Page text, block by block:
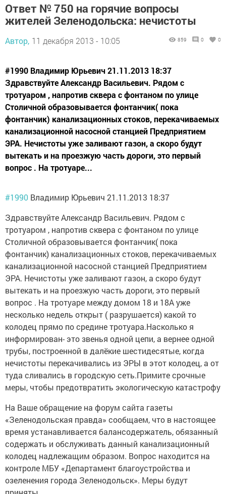
Ответ № 750 на горячие вопросы
жителей Зеленодольска: нечистоты
Автор, 11 декабря 2013 - 10:05 859 0 0
#1990 Владимир Юрьевич 21.11.2013 18:37
Здравствуйте Александр Васильевич. Рядом с
тротуаром , напротив сквера с фонтаном по улице
Столичной образовывается фонтанчик( пока
фонтанчик) канализационных стоков, перекачиваемых
канализационной насосной станцией Предприятием
ЭРА. Нечистоты уже заливают газон, а скоро будут
вытекать и на проезжую часть дороги, это первый
вопрос . На тротуаре...
#1990 Владимир Юрьевич 21.11.2013 18:37
Здравствуйте Александр Васильевич. Рядом с
тротуаром , напротив сквера с фонтаном по улице
Столичной образовывается фонтанчик( пока
фонтанчик) канализационных стоков, перекачиваемых
канализационной насосной станцией Предприятием
ЭРА. Нечистоты уже заливают газон, а скоро будут
вытекать и на проезжую часть дороги, это первый
вопрос . На тротуаре между домом 18 и 18А уже
несколько недель открыт ( разрушается) какой то
колодец прямо по средине тротуара.Насколько я
информирован- это звенья одной цепи, а вернее одной
трубы, построенной в далёкие шестидесятые, когда
нечистоты перекачивались из ЭРЫ в этот колодец, а от
туда сливались в городскую сеть.Примите срочные
меры, чтобы предотвратить экологическую катастрофу
На Ваше обращение на форум сайта газеты
«Зеленодольская правда» сообщаем, что в настоящее
время устанавливается балансодержатель, обязанный
содержать и обслуживать данный канализационный
колодец надлежащим образом. Вопрос находится на
контроле МБУ «Департамент благоустройства и
озеленения города Зеленодольск». Меры будут